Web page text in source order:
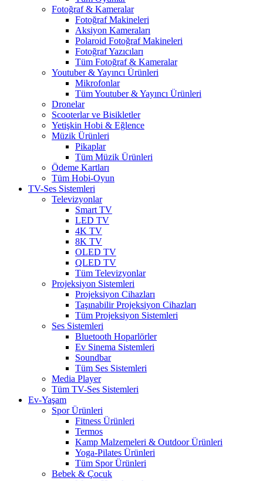
Fotoğraf & Kameralar
Fotoğraf Makineleri
Aksiyon Kameraları
Polaroid Fotoğraf Makineleri
Fotoğraf Yazıcıları
Tüm Fotoğraf & Kameralar
Youtuber & Yayıncı Ürünleri
Mikrofonlar
Tüm Youtuber & Yayıncı Ürünleri
Dronelar
Scooterlar ve Bisikletler
Yetişkin Hobi & Eğlence
Müzik Ürünleri
Pikaplar
Tüm Müzik Ürünleri
Ödeme Kartları
Tüm Hobi-Oyun
TV-Ses Sistemleri
Televizyonlar
Smart TV
LED TV
4K TV
8K TV
OLED TV
QLED TV
Tüm Televizyonlar
Projeksiyon Sistemleri
Projeksiyon Cihazları
Taşınabilir Projeksiyon Cihazları
Tüm Projeksiyon Sistemleri
Ses Sistemleri
Bluetooth Hoparlörler
Ev Sinema Sistemleri
Soundbar
Tüm Ses Sistemleri
Media Player
Tüm TV-Ses Sistemleri
Ev-Yaşam
Spor Ürünleri
Fitness Ürünleri
Termos
Kamp Malzemeleri & Outdoor Ürünleri
Yoga-Pilates Ürünleri
Tüm Spor Ürünleri
Bebek & Çocuk